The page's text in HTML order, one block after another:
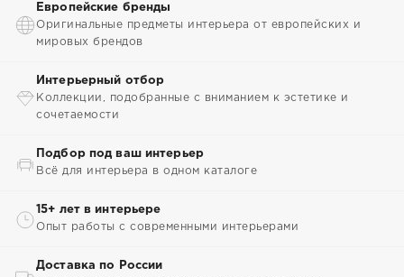
Европейские бренды
Оригинальные предметы интерьера от европейских и
мировых брендов
Интерьерный отбор
Коллекции, подобранные с вниманием к эстетике и
сочетаемости
Подбор под ваш интерьер
Всё для интерьера в одном каталоге
15+ лет в интерьере
Опыт работы с современными интерьерами
Доставка по России